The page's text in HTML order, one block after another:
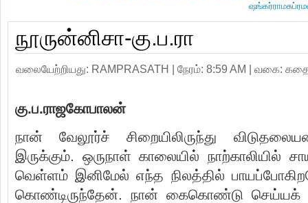
நூருன்னிசா-கு.ப.ரா
வலையேற்றியது: RAMPRASATH | நேரம்: 8:59 AM | வகை:
கு.ப.ராஜகோபாலன்
நான் வேலூர்ச் சிறையிலிருந்து
இருக்கும். ஒருநாள் காலையில் நாற்காலியில்
வெள்ளம் இனிமேல் எந்த நிலத்தில்
கொண்டிருந்தேன். நான் கைகொண்டு செய்யக்